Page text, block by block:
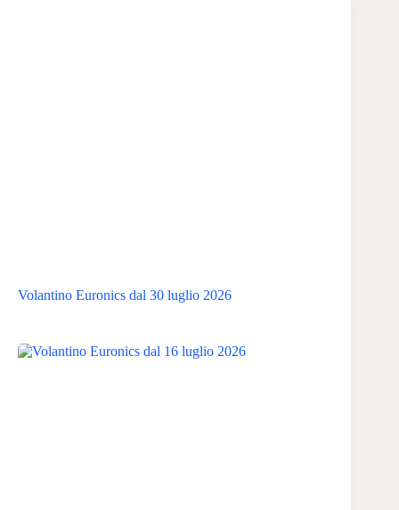
Volantino Euronics dal 30 luglio 2026